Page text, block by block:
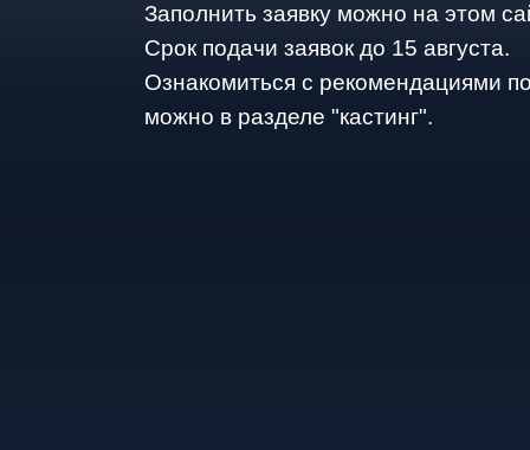
Заполнить заявку можно на этом
Срок подачи заявок до 15 августа.
Ознакомиться с рекомендациями
можно в разделе "кастинг".